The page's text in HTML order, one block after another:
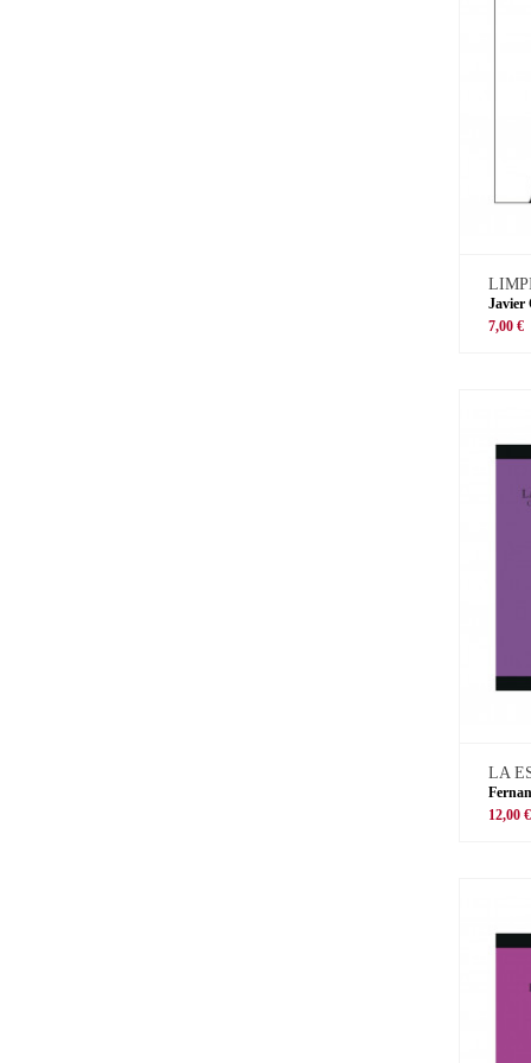
Javier
7,00 €
LA
12,00 €